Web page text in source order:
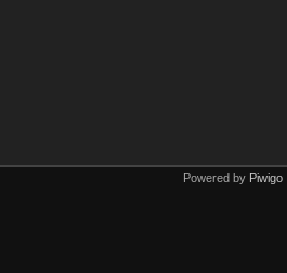
Powered by Piwigo